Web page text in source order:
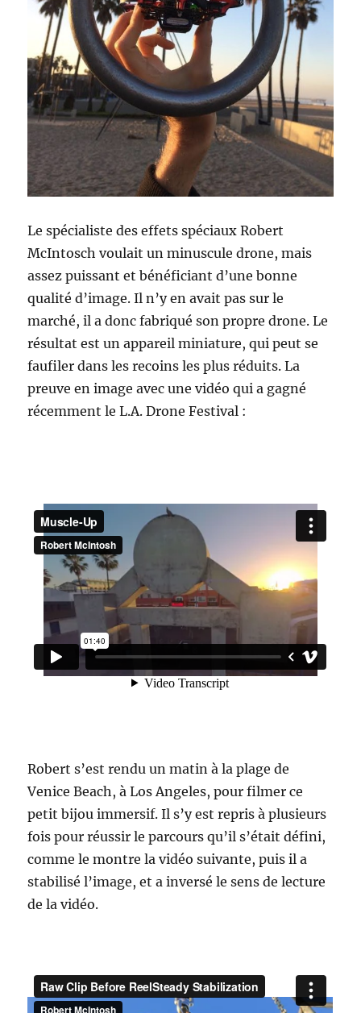
Le spécialiste des effets spéciaux Robert
McIntosch voulait un minuscule drone, mais
assez puissant et bénéficiant d’une bonne
qualité d’image. Il n’y en avait pas sur le
marché, il a donc fabriqué son propre drone. Le
résultat est un appareil miniature, qui peut se
faufiler dans les recoins les plus réduits. La
preuve en image avec une vidéo qui a gagné
récemment le L.A. Drone Festival :
Robert s’est rendu un matin à la plage de
Venice Beach, à Los Angeles, pour filmer ce
petit bijou immersif. Il s’y est repris à plusieurs
fois pour réussir le parcours qu’il s’était défini,
comme le montre la vidéo suivante, puis il a
stabilisé l’image, et a inversé le sens de lecture
de la vidéo.